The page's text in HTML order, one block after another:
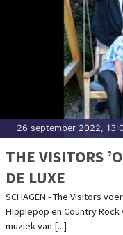
26 september 2022,
THE VISITORS
DE LUXE
SCHAGEN - The Visitors
Hippiepop en Country
muziek van [...]